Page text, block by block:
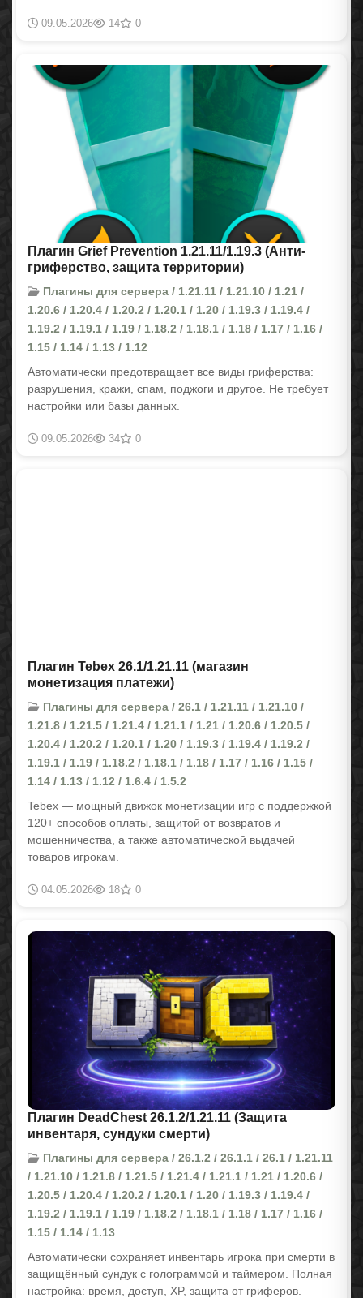
09.05.2026 14 0
Плагин Grief Prevention 1.21.11/1.19.3 (Анти-
гриферство, защита территории)
Плагины для сервера / 1.21.11 / 1.21.10 / 1.21 /
1.20.6 / 1.20.4 / 1.20.2 / 1.20.1 / 1.20 / 1.19.3 / 1.19.4 /
1.19.2 / 1.19.1 / 1.19 / 1.18.2 / 1.18.1 / 1.18 / 1.17 / 1.16 /
1.15 / 1.14 / 1.13 / 1.12
Автоматически предотвращает все виды гриферства:
разрушения, кражи, спам, поджоги и другое. Не требует
настройки или базы данных.
09.05.2026 34 0
Плагин Tebex 26.1/1.21.11 (магазин
монетизация платежи)
Плагины для сервера / 26.1 / 1.21.11 / 1.21.10 /
1.21.8 / 1.21.5 / 1.21.4 / 1.21.1 / 1.21 / 1.20.6 / 1.20.5 /
1.20.4 / 1.20.2 / 1.20.1 / 1.20 / 1.19.3 / 1.19.4 / 1.19.2 /
1.19.1 / 1.19 / 1.18.2 / 1.18.1 / 1.18 / 1.17 / 1.16 / 1.15 /
1.14 / 1.13 / 1.12 / 1.6.4 / 1.5.2
Tebex — мощный движок монетизации игр с поддержкой
120+ способов оплаты, защитой от возвратов и
мошенничества, а также автоматической выдачей
товаров игрокам.
04.05.2026 18 0
Плагин DeadChest 26.1.2/1.21.11 (Защита
инвентаря, сундуки смерти)
Плагины для сервера / 26.1.2 / 26.1.1 / 26.1 / 1.21.11
/ 1.21.10 / 1.21.8 / 1.21.5 / 1.21.4 / 1.21.1 / 1.21 / 1.20.6 /
1.20.5 / 1.20.4 / 1.20.2 / 1.20.1 / 1.20 / 1.19.3 / 1.19.4 /
1.19.2 / 1.19.1 / 1.19 / 1.18.2 / 1.18.1 / 1.18 / 1.17 / 1.16 /
1.15 / 1.14 / 1.13
Автоматически сохраняет инвентарь игрока при смерти в
защищённый сундук с голограммой и таймером. Полная
настройка: время, доступ, XP, защита от гриферов.